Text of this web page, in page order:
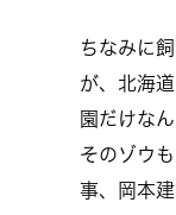
ちなみに
が、北海
園だけな
そのゾウ
事、岡本